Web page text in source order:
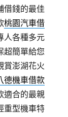
借錢的最佳
桃園汽車借
人各種多元
超簡單給您
賞澎湖花火
德機車借款
適合的最親
重型機車特